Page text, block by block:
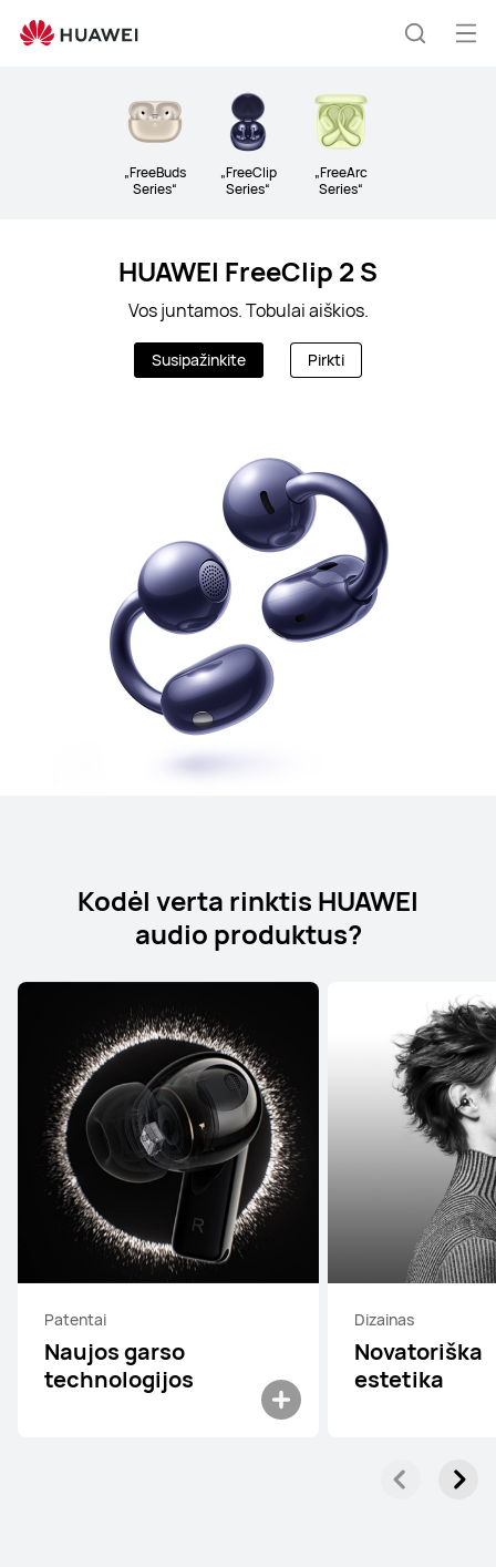
„FreeBuds
Series“
„FreeClip
Series“
„FreeArc
Series“
HUAWEI FreeClip 2 S
Vos juntamos. Tobulai aiškios.
Susipažinkite Pirkti
Kodėl verta rinktis HUAWEI
audio produktus?
Patentai
Naujos garso
technologijos
Dizainas
Novatoriška
estetika